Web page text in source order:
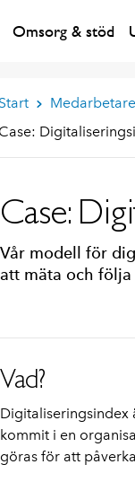
Omsorg & stöd
Start Medarbetare
Case:
Case:
Vår modell för
att mäta och
Vad?
Digitaliseringsindex
kommit i en
göras för att